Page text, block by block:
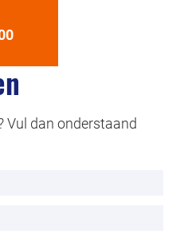
Vul dan onderstaand